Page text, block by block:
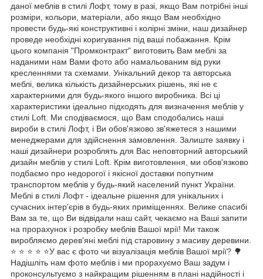
даної меблів в стилі Лофт, тому в разі, якщо Вам потрібні інші
розміри, кольори, матеріали, або якщо Вам необхідно
провести будь-які конструктивні і колірні зміни, наш дизайнер
проведе необхідні коригування під ваші побажання. Крім
цього компанія "Промконтракт" виготовить Вам меблі за
наданими нам Вами фото або намальованим від руки
кресленнями та схемами. Унікальний декор та авторська
меблі, велика кількість дизайнерських рішень, які не є
характерними для будь-якого іншого виробника. Всі ці
характеристики ідеально підходять для визначення меблів у
стилі Loft. Ми сподіваємося, що Вам сподобались наші
вироби в стилі Лофт, і Ви обов'язково зв'яжетеся з нашими
менеджерами для здійснення замовлення. Залиште заявку і
наші дизайнери розроблять для Вас неповторний авторський
дизайн меблів у стилі Loft. Крім виготовлення, ми обов'язково
подбаємо про недорогої і якісної доставки попутним
транспортом меблів у будь-який населений пункт України.
Меблі в стилі Лофт - ідеальне рішення для унікальних і
сучасних інтер'єрів в будь-яких приміщеннях. Велике спасибі
Вам за те, що Ви відвідали наш сайт, чекаємо на Ваші запити
на прорахунок і розробку меблів Вашої мрії! Ми також
виробляємо дерев'яні меблі під старовину з масиву деревини.
⭐ ⭐ ⭐ ⭐ ⭐У вас є фото чи візуалізація меблів Вашої мрії? 🌳
Надішліть нам фото меблів і ми прорахуємо Ваш задум і
проконсультуємо з найкращим рішенням в плані надійності і